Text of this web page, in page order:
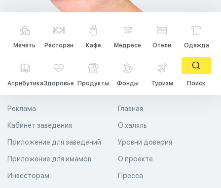
Мечеть Ресторан Кафе Медресе Отели Одежда
АтрибутикаЗдоровье Продукты Фонды Туризм Поиск
Главная
О халяль
Уровни доверия
Реклама
Кабинет заведения
Приложение для заведений
Приложение для имамов О проекте
Пресса
Инвесторам